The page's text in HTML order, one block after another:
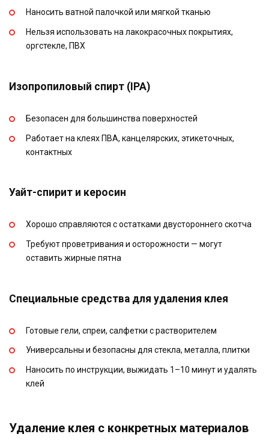
Наносить ватной палочкой или мягкой тканью
Нельзя использовать на лакокрасочных покрытиях,
оргстекле, ПВХ
Изопропиловый спирт (IPA)
Безопасен для большинства поверхностей
Работает на клеях ПВА, канцелярских, этикеточных,
контактных
Уайт-спирит и керосин
Хорошо справляются с остатками двустороннего скотча
Требуют проветривания и осторожности — могут
оставить жирные пятна
Специальные средства для удаления клея
Готовые гели, спреи, салфетки с растворителем
Универсальны и безопасны для стекла, металла, плитки
Наносить по инструкции, выжидать 1–10 минут и удалять
клей
Удаление клея с конкретных материалов